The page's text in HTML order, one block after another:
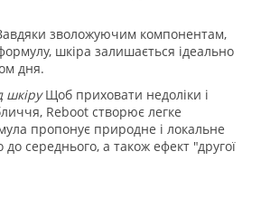
зволожуючим компонентам,
шкіра залишається ідеально
дня.
шкіруЩоб приховати недоліки і
Reboot створює легке
пропонує природне і локальне
до середнього, а також ефект "другої